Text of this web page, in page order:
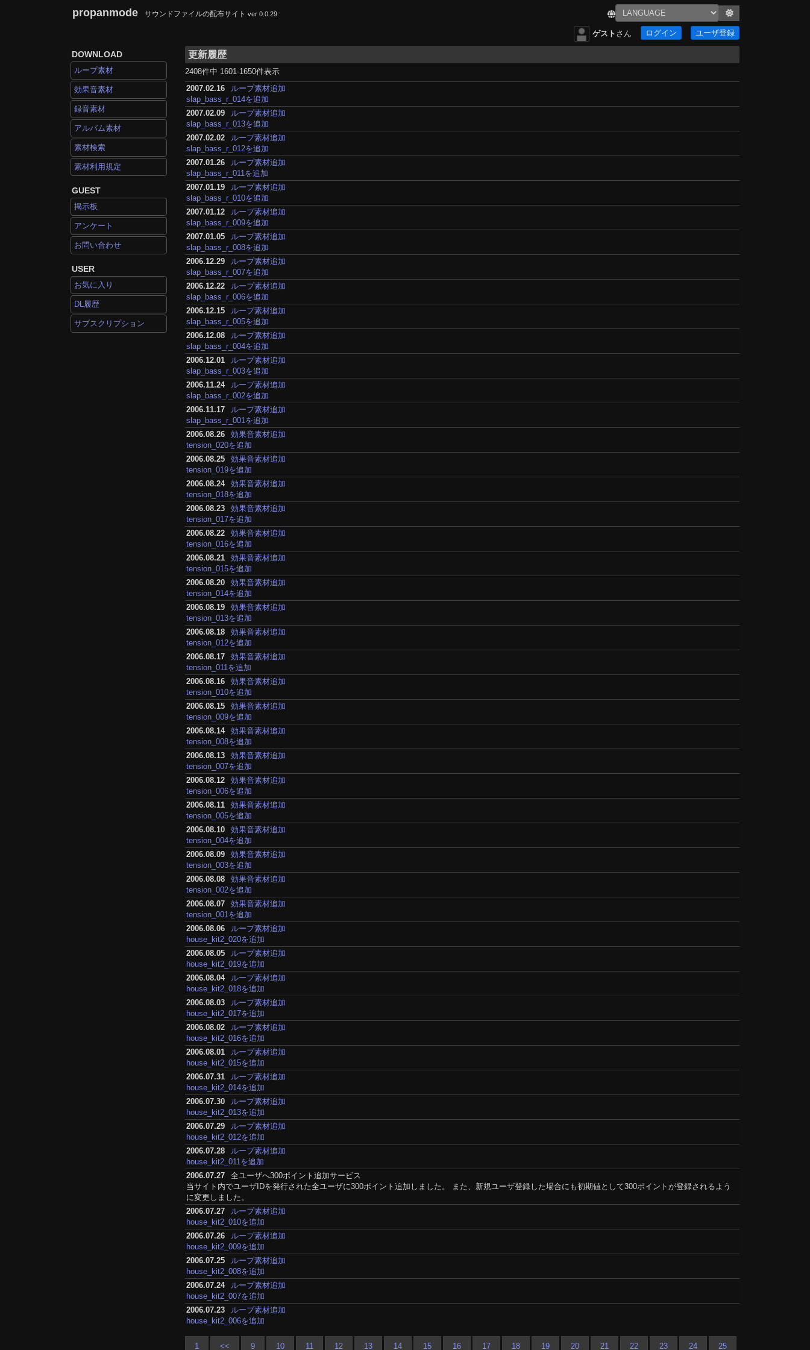
propanmode サウンドファイルの配布サイト ver 0.0.29
ゲスト さん ログイン ユーザ登録
DOWNLOAD
ループ素材
効果音素材
録音素材
アルバム素材
素材検索
素材利用規定
GUEST
掲示板
アンケート
お問い合わせ
USER
お気に入り
DL履歴
サブスクリプション
更新履歴
2408件中 1601-1650件表示
2007.02.16
ループ素材追加
slap_bass_r_014を追加
2007.02.09
ループ素材追加
slap_bass_r_013を追加
2007.02.02
ループ素材追加
slap_bass_r_012を追加
2007.01.26
ループ素材追加
slap_bass_r_011を追加
2007.01.19
ループ素材追加
slap_bass_r_010を追加
2007.01.12
ループ素材追加
slap_bass_r_009を追加
2007.01.05
ループ素材追加
slap_bass_r_008を追加
2006.12.29
ループ素材追加
slap_bass_r_007を追加
2006.12.22
ループ素材追加
slap_bass_r_006を追加
2006.12.15
ループ素材追加
slap_bass_r_005を追加
2006.12.08
ループ素材追加
slap_bass_r_004を追加
2006.12.01
ループ素材追加
slap_bass_r_003を追加
2006.11.24
ループ素材追加
slap_bass_r_002を追加
2006.11.17
ループ素材追加
slap_bass_r_001を追加
2006.08.26
効果音素材追加
tension_020を追加
2006.08.25
効果音素材追加
tension_019を追加
2006.08.24
効果音素材追加
tension_018を追加
2006.08.23
効果音素材追加
tension_017を追加
2006.08.22
効果音素材追加
tension_016を追加
2006.08.21
効果音素材追加
tension_015を追加
2006.08.20
効果音素材追加
tension_014を追加
2006.08.19
効果音素材追加
tension_013を追加
2006.08.18
効果音素材追加
tension_012を追加
2006.08.17
効果音素材追加
tension_011を追加
2006.08.16
効果音素材追加
tension_010を追加
2006.08.15
効果音素材追加
tension_009を追加
2006.08.14
効果音素材追加
tension_008を追加
2006.08.13
効果音素材追加
tension_007を追加
2006.08.12
効果音素材追加
tension_006を追加
2006.08.11
効果音素材追加
tension_005を追加
2006.08.10
効果音素材追加
tension_004を追加
2006.08.09
効果音素材追加
tension_003を追加
2006.08.08
効果音素材追加
tension_002を追加
2006.08.07
効果音素材追加
tension_001を追加
2006.08.06
ループ素材追加
house_kit2_020を追加
2006.08.05
ループ素材追加
house_kit2_019を追加
2006.08.04
ループ素材追加
house_kit2_018を追加
2006.08.03
ループ素材追加
house_kit2_017を追加
2006.08.02
ループ素材追加
house_kit2_016を追加
2006.08.01
ループ素材追加
house_kit2_015を追加
2006.07.31
ループ素材追加
house_kit2_014を追加
2006.07.30
ループ素材追加
house_kit2_013を追加
2006.07.29
ループ素材追加
house_kit2_012を追加
2006.07.28
ループ素材追加
house_kit2_011を追加
2006.07.27
全ユーザへ300ポイント追加サービス
当サイト内でユーザIDを発行された全ユーザに300ポイント追加しました。 また、新規ユーザ登録した場合にも初期値として300ポイントが登録されるよう
に変更しました。
2006.07.27
ループ素材追加
house_kit2_010を追加
2006.07.26
ループ素材追加
house_kit2_009を追加
2006.07.25
ループ素材追加
house_kit2_008を追加
2006.07.24
ループ素材追加
house_kit2_007を追加
2006.07.23
ループ素材追加
house_kit2_006を追加
1 << 9 10 11 12 13 14 15 16 17 18 19 20 21 22 23 24 25